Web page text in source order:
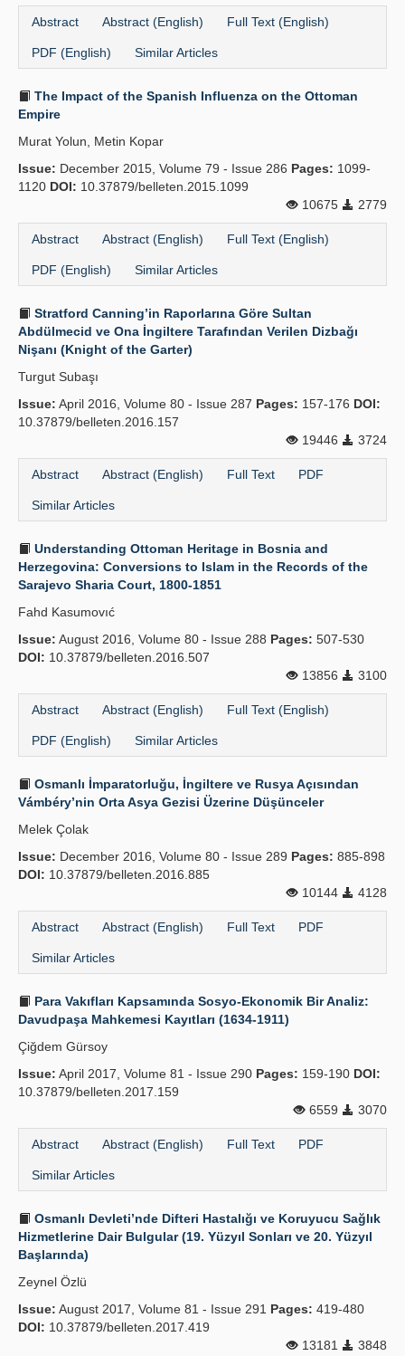
Abstract Abstract (English) Full Text (English)
PDF (English) Similar Articles
The Impact of the Spanish Influenza on the Ottoman
Empire
Murat Yolun, Metin Kopar
Issue: December 2015, Volume 79 - Issue 286 Pages: 1099-
1120 DOI: 10.37879/belleten.2015.1099
10675
2779
Abstract Abstract (English) Full Text (English)
PDF (English) Similar Articles
Stratford Canning’in Raporlarına Göre Sultan
Abdülmecid ve Ona İngiltere Tarafından Verilen Dizbağı
Nişanı (Knight of the Garter)
Turgut Subaşı
Issue: April 2016, Volume 80 - Issue 287 Pages: 157-176 DOI:
10.37879/belleten.2016.157
19446
3724
Abstract Abstract (English) Full Text PDF
Similar Articles
Understanding Ottoman Heritage in Bosnia and
Herzegovina: Conversions to Islam in the Records of the
Sarajevo Sharia Court, 1800-1851
Fahd Kasumovıć
Issue: August 2016, Volume 80 - Issue 288 Pages: 507-530
DOI: 10.37879/belleten.2016.507
13856
3100
Abstract Abstract (English) Full Text (English)
PDF (English) Similar Articles
Osmanlı İmparatorluğu, İngiltere ve Rusya Açısından
Vámbéry’nin Orta Asya Gezisi Üzerine Düşünceler
Melek Çolak
Issue: December 2016, Volume 80 - Issue 289 Pages: 885-898
DOI: 10.37879/belleten.2016.885
10144
4128
Abstract Abstract (English) Full Text PDF
Similar Articles
Para Vakıfları Kapsamında Sosyo-Ekonomik Bir Analiz:
Davudpaşa Mahkemesi Kayıtları (1634-1911)
Çiğdem Gürsoy
Issue: April 2017, Volume 81 - Issue 290 Pages: 159-190 DOI:
10.37879/belleten.2017.159
6559
3070
Abstract Abstract (English) Full Text PDF
Similar Articles
Osmanlı Devleti’nde Difteri Hastalığı ve Koruyucu Sağlık
Hizmetlerine Dair Bulgular (19. Yüzyıl Sonları ve 20. Yüzyıl
Başlarında)
Zeynel Özlü
Issue: August 2017, Volume 81 - Issue 291 Pages: 419-480
DOI: 10.37879/belleten.2017.419
13181
3848